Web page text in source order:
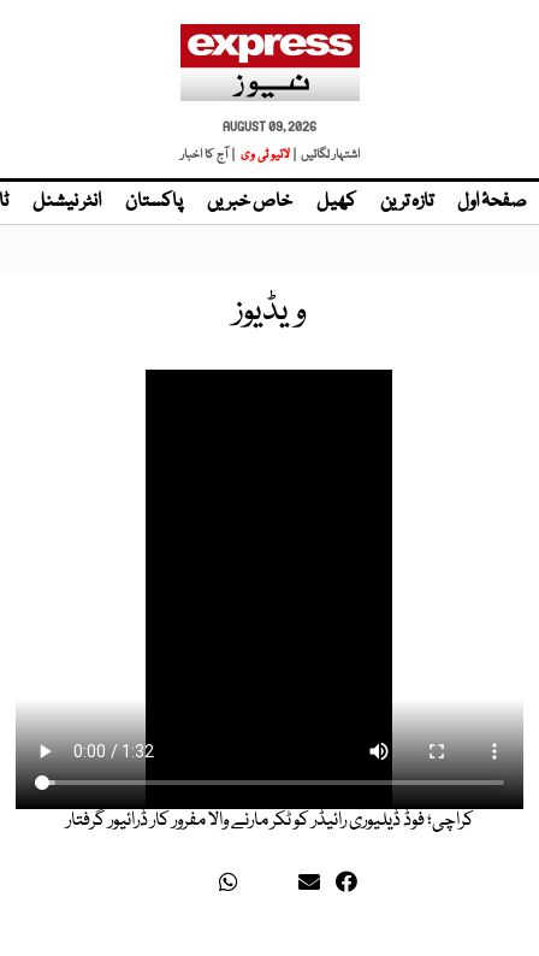
AUGUST 09, 2026
اشتہار لگائیں | لائیو ٹی وی | آج کا اخبار
صفحۂ اول تازہ ترین کھیل خاص خبریں پاکستان انٹر نیشنل
ویڈیوز
کراچی؛ فوڈ ڈیلیوری رائیڈر کو ٹکر مارنے والا مفرور کار ڈرائیور گرفتار